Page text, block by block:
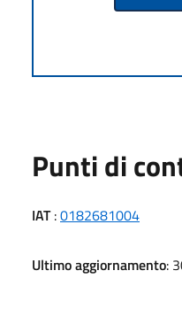
Punti di
IAT:0182681004
Ultimo aggiornamento: